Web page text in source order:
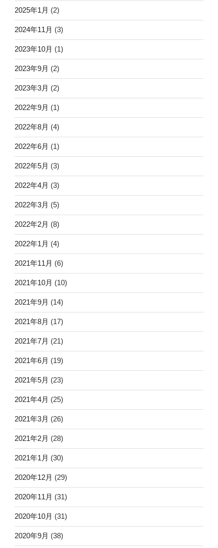
2025年1月 (2)
2024年11月 (3)
2023年10月 (1)
2023年9月 (2)
2023年3月 (2)
2022年9月 (1)
2022年8月 (4)
2022年6月 (1)
2022年5月 (3)
2022年4月 (3)
2022年3月 (5)
2022年2月 (8)
2022年1月 (4)
2021年11月 (6)
2021年10月 (10)
2021年9月 (14)
2021年8月 (17)
2021年7月 (21)
2021年6月 (19)
2021年5月 (23)
2021年4月 (25)
2021年3月 (26)
2021年2月 (28)
2021年1月 (30)
2020年12月 (29)
2020年11月 (31)
2020年10月 (31)
2020年9月 (38)